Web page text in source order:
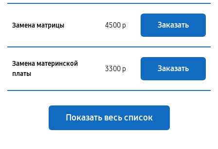
Замена матрицы 4500 р Заказать
Замена материнской
платы
3300 р Заказать
Показать весь список